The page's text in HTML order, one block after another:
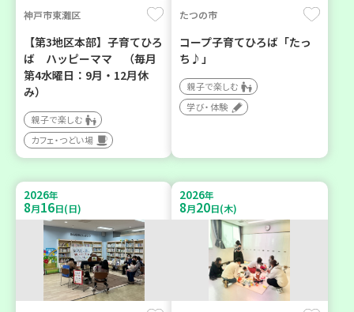
神戸市東灘区
【第3地区本部】子育てひろ
ば ハッピーママ （毎月
第4水曜日：9月・12月休
み）
親子で楽しむ
カフェ・つどい場
たつの市
コープ子育てひろば「たっ
ち♪」
親子で楽しむ
学び・体験
2026年
8月16日(日)
2026年
8月20日(木)